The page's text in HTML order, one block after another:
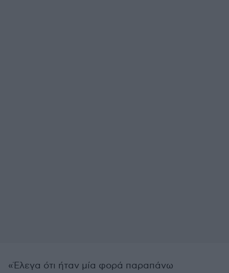
«Έλεγα ότι ήταν μία φορά παραπάνω